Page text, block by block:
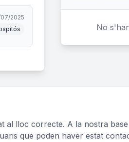
2025
No
lloc correcte. A la nostra base
que poden haver estat